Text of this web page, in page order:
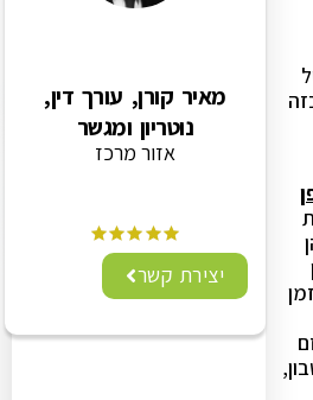
מאיר קורן, עורך דין,
נוטריון ומגשר
אזור מרכז
יצירת קשר